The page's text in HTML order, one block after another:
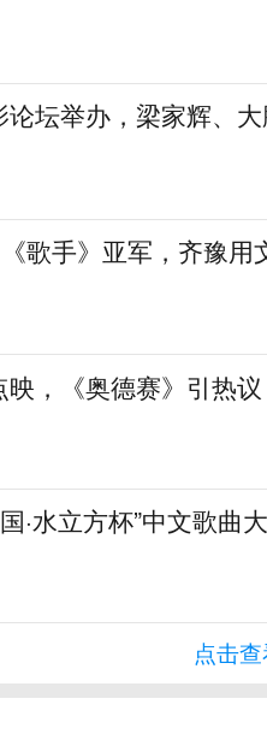
坛举办，梁家辉、
歌手》亚军，齐豫
，《奥德赛》引热议
·水立方杯”中文歌曲
点击